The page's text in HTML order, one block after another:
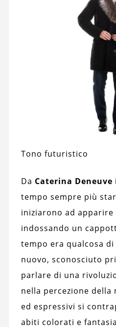
Tono futuristico
Da Caterina Deneuve
tempo sempre più
iniziarono ad
indossando un
tempo era qualcosa
nuovo, sconosciuto
parlare di una
nella percezione della
ed espressivi si
abiti colorati e